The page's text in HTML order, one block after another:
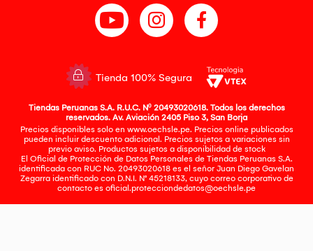
Tienda 100% Segura
Tiendas Peruanas S.A. R.U.C. Nº 20493020618. Todos los derechos
reservados. Av. Aviación 2405 Piso 3, San Borja
Precios disponibles solo en www.oechsle.pe. Precios online publicados
pueden incluir descuento adicional. Precios sujetos a variaciones sin
previo aviso. Productos sujetos a disponibilidad de stock
El Oficial de Protección de Datos Personales de Tiendas Peruanas S.A.
identificada con RUC No. 20493020618 es el señor Juan Diego Gavelan
Zegarra identificado con D.N.I. N° 45218133, cuyo correo corporativo de
contacto es oficial.protecciondedatos@oechsle.pe